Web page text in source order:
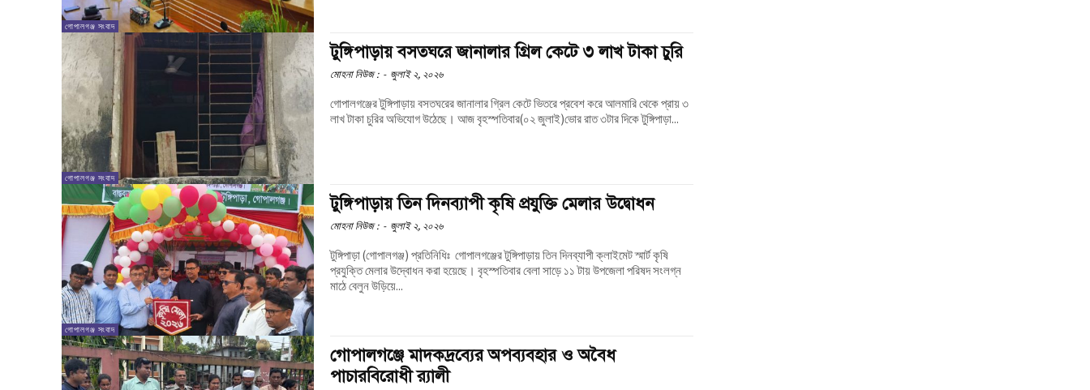
গোপালগঞ্জ সংবাদ
গোপালগঞ্জ সংবাদ
টুঙ্গিপাড়ায় বসতঘরে জানালার গ্রিল কেটে ৩ লাখ টাকা চুরি
মোহনা নিউজ : - জুলাই ২, ২০২৬
গোপালগঞ্জের টুঙ্গিপাড়ায় বসতঘরের জানালার গ্রিল কেটে ভিতরে প্রবেশ করে আলমারি থেকে প্রায় ৩
লাখ টাকা চুরির অভিযোগ উঠেছে। আজ বৃহস্পতিবার(০২ জুলাই)ভোর রাত ৩টার দিকে টুঙ্গিপাড়া...
গোপালগঞ্জ সংবাদ
টুঙ্গিপাড়ায় তিন দিনব্যাপী কৃষি প্রযুক্তি মেলার উদ্বোধন
মোহনা নিউজ : - জুলাই ২, ২০২৬
টুঙ্গিপাড়া (গোপালগঞ্জ) প্রতিনিধিঃ গোপালগঞ্জের টুঙ্গিপাড়ায় তিন দিনব্যাপী ক্লাইমেট স্মার্ট কৃষি
প্রযুক্তি মেলার উদ্বোধন করা হয়েছে। বৃহস্পতিবার বেলা সাড়ে ১১ টায় উপজেলা পরিষদ সংলগ্ন
মাঠে বেলুন উড়িয়ে...
গোপালগঞ্জে মাদকদ্রব্যের অপব্যবহার ও অবৈধ
পাচারবিরোধী র‌্যালী